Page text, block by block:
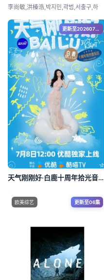
李尚敏,洪榛浩,박지민,곽범,서출구,하
更新至20260709期
天气刚刚好·白鹿十周年拾光音乐会
欧美综艺 更新至06集